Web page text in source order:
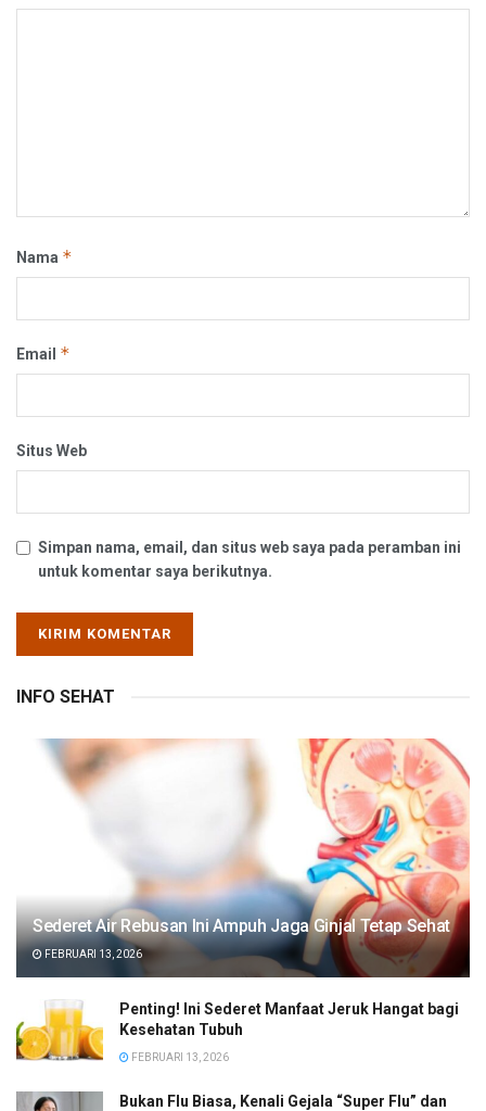
Nama *
Email *
Situs Web
Simpan nama, email, dan situs web saya pada peramban ini
untuk komentar saya berikutnya.
INFO SEHAT
Sederet Air Rebusan Ini Ampuh Jaga Ginjal Tetap Sehat
FEBRUARI 13, 2026
Penting! Ini Sederet Manfaat Jeruk Hangat bagi
Kesehatan Tubuh
FEBRUARI 13, 2026
Bukan Flu Biasa, Kenali Gejala “Super Flu” dan